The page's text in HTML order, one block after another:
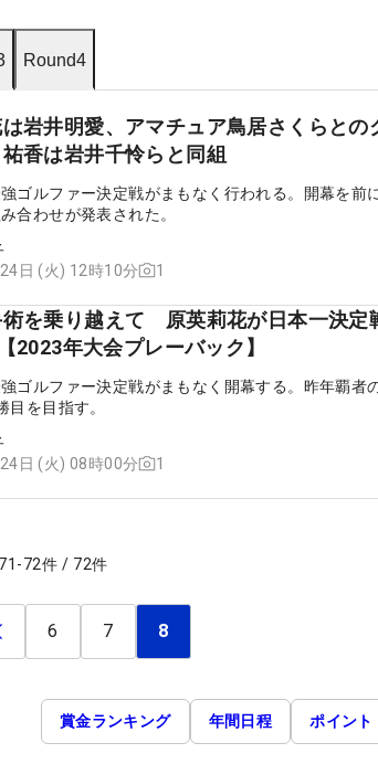
Round4
岩井明愛、アマチュア鳥居さくらとの
香は岩井千怜らと同組
ゴルファー決定戦がまもなく行われる。開幕を前
合わせが発表された。
日 (火) 12時10分
1
を乗り越えて 原英莉花が日本一決定
2023年大会プレーバック】
ゴルファー決定戦がまもなく開幕する。昨年覇者
目を目指す。
日 (火) 08時00分
1
71 -72件 / 72件
6 7 8
賞金ランキング 年間日程 ポイント